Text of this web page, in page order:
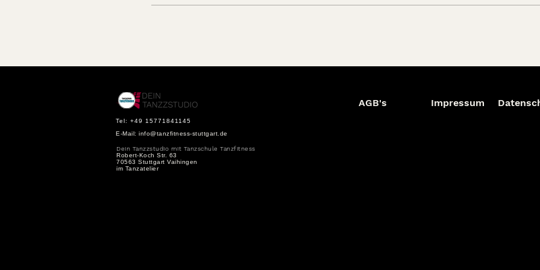
AGB's Impressum
Tel: +49 15771841145
E-Mail: info@tanzfitness-stuttgart.de
Dein Tanzzstudio mit Tanzschule Tanzfitness
Robert-Koch Str. 63
70563 Stuttgart Vaihingen
im Tanzatelier